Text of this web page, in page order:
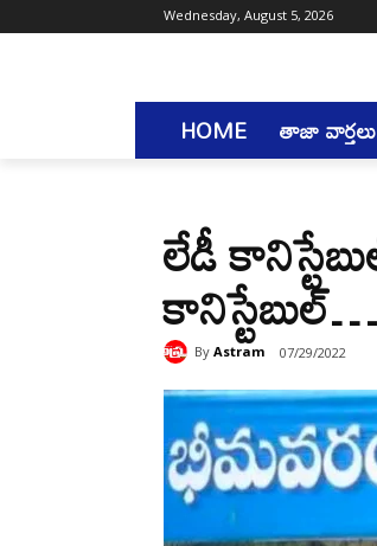
Wednesday, August 5, 2026
HOME తాజా వార్తలు
లేడీ
By Astram 07/29/2022